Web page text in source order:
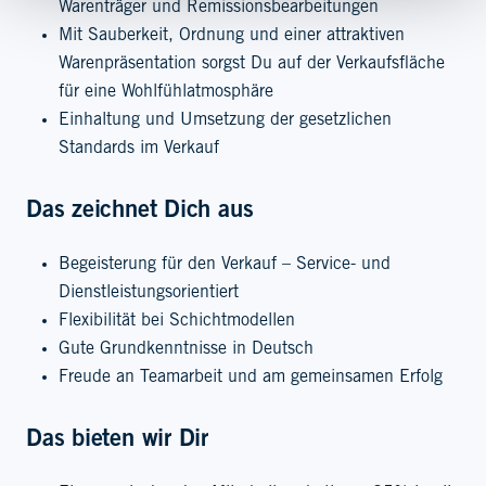
Warenträger und Remissionsbearbeitungen
Mit Sauberkeit, Ordnung und einer attraktiven
Warenpräsentation sorgst Du auf der Verkaufsfläche
für eine Wohlfühlatmosphäre
Einhaltung und Umsetzung der gesetzlichen
Standards im Verkauf
Das zeichnet Dich aus
Begeisterung für den Verkauf – Service- und
Dienstleistungsorientiert
Flexibilität bei Schichtmodellen
Gute Grundkenntnisse in Deutsch
Freude an Teamarbeit und am gemeinsamen Erfolg
Das bieten wir Dir